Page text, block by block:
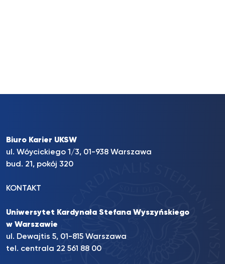
Biuro Karier UKSW
ul. Wóycickiego 1/3, 01-938 Warszawa
bud. 21, pokój 320
KONTAKT
Uniwersytet Kardynała Stefana Wyszyńskiego
w Warszawie
ul. Dewajtis 5, 01-815 Warszawa
tel. centrala 22 561 88 00